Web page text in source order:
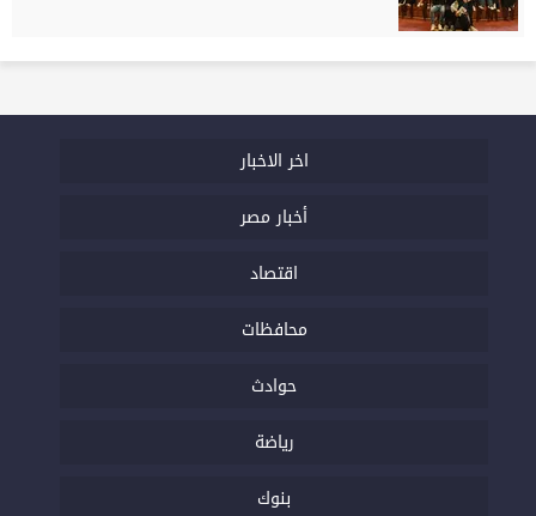
اخر الاخبار
أخبار مصر
اقتصاد
محافظات
حوادث
رياضة
بنوك